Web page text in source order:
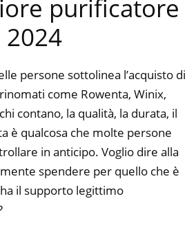
purificatore
persone sottolinea l’acquisto di
come Rowenta, Winix,
contano, la qualità, la durata, il
è qualcosa che molte persone
in anticipo. Voglio dire alla
spendere per quello che è
il supporto legittimo